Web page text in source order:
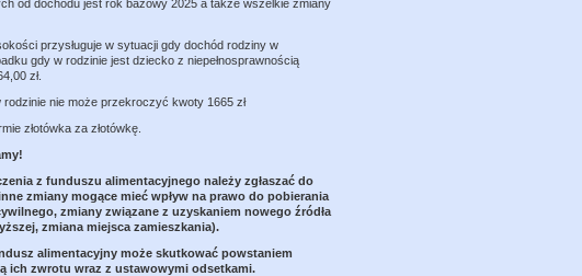
od dochodu jest rok bazowy 2025 a także wszelkie zmiany
przysługuje w sytuacji gdy dochód rodziny w
gdy w rodzinie jest dziecko z niepełnosprawnością
zł.
nie może przekroczyć kwoty 1665 zł
złotówka za złotówkę.
z funduszu alimentacyjnego należy zgłaszać do
zmiany mogące mieć wpływ na prawo do pobierania
zmiany związane z uzyskaniem nowego źródła
zmiana miejsca zamieszkania).
alimentacyjny może skutkować powstaniem
ich zwrotu wraz z ustawowymi odsetkami.